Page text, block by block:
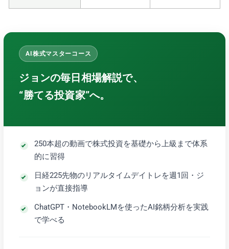
AI株式マスターコース
ジョンの毎日相場解説で、
“勝てる投資家”へ。
250本超の動画で株式投資を基礎から上級まで体系
的に習得
日経225先物のリアルタイムデイトレを週1回・ジ
ョンが直接指導
ChatGPT・NotebookLMを使ったAI銘柄分析を実践
で学べる